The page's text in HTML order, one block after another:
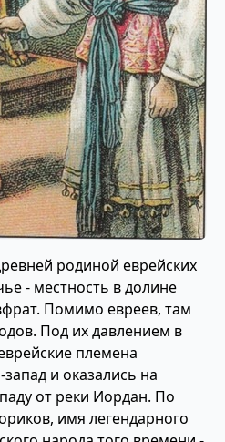
родиной еврейских
- местность в долине
Помимо евреев, там
Под их давлением в
племена
и оказались на
от реки Иордан. По
имя легендарного